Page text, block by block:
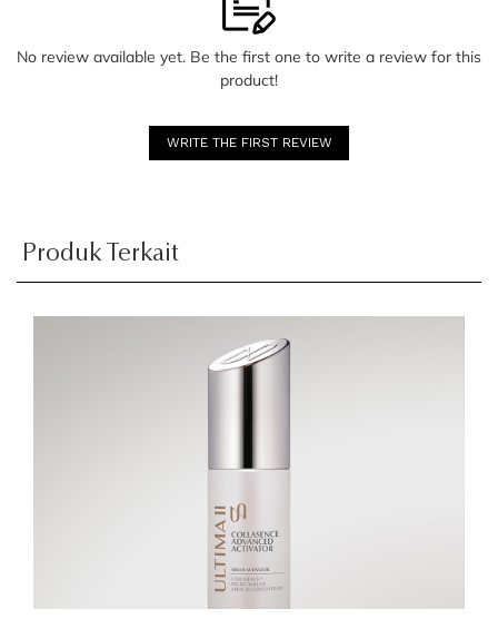
No review available yet. Be the first one to write a review for this
product!
WRITE THE FIRST REVIEW
Produk Terkait